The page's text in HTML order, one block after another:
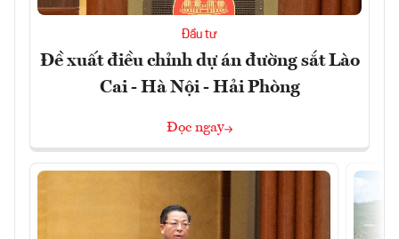
Đầu tư
Đề xuất điều chỉnh dự án đường sắt Lào
Cai - Hà Nội - Hải Phòng
Đọc ngay